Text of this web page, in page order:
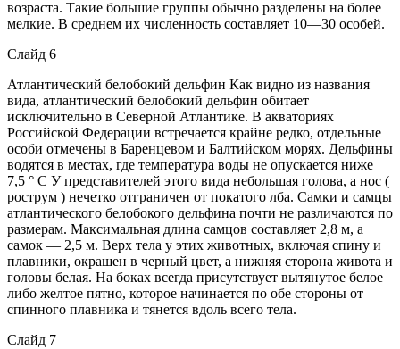
возраста. Такие большие группы обычно разделены на более
мелкие. В среднем их численность составляет 10—30 особей.
Слайд 6
Атлантический белобокий дельфин Как видно из названия
вида, атлантический белобокий дельфин обитает
исключительно в Северной Атлантике. В акваториях
Российской Федерации встречается крайне редко, отдельные
особи отмечены в Баренцевом и Балтийском морях. Дельфины
водятся в местах, где температура воды не опускается ниже
7,5 ° С У представителей этого вида небольшая голова, а нос (
рострум ) нечетко отграничен от покатого лба. Самки и самцы
атлантического белобокого дельфина почти не различаются по
размерам. Максимальная длина самцов составляет 2,8 м, а
самок — 2,5 м. Верх тела у этих животных, включая спину и
плавники, окрашен в черный цвет, а нижняя сторона живота и
головы белая. На боках всегда присутствует вытянутое белое
либо желтое пятно, которое начинается по обе стороны от
спинного плавника и тянется вдоль всего тела.
Слайд 7